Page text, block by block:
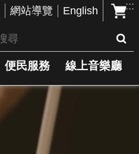
:::
網站導覽 English
便民服務 線上音樂廳